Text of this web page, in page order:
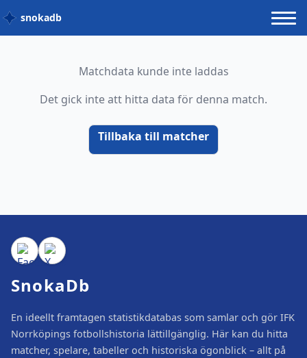
snokadb
Matchdata kunde inte laddas
Det gick inte att hitta data för denna match.
Tillbaka till matcher
SnokaDb
En ideellt framtagen statistikdatabas som samlar och gör IFK
Norrköpings fotbollshistoria lättillgänglig. Här kan du hitta
matcher, spelare, tabeller och historiska ögonblick – allt på